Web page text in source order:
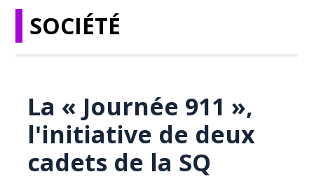
SOCIÉTÉ
La « Journée 911 »,
l'initiative de deux
cadets de la SQ